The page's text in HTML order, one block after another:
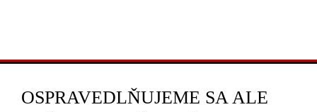
OSPRAVEDLŇUJEME SA ALE